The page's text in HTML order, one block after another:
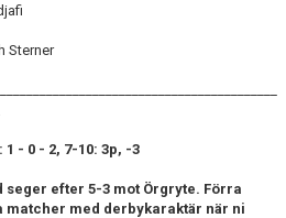
Sterner
- 0 - 2, 7-10: 3p, -3
efter 5-3 mot Örgryte. Förra
matcher med derbykaraktär när ni